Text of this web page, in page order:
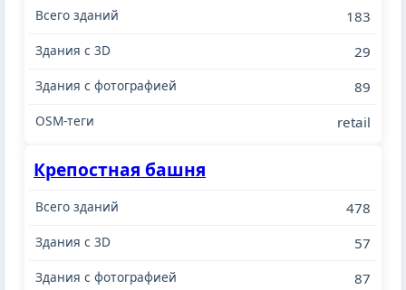
183
29
89
retail
Крепостная башня
478
57
87